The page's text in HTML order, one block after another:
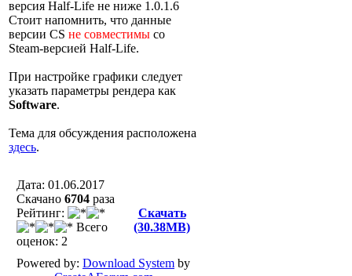
версия Half-Life не ниже 1.0.1.6
Стоит напомнить, что данные
версии CS не совместимы со
Steam-версией Half-Life.
При настройке графики следует
указать параметры рендера как
Software.
Тема для обсуждения расположена
здесь.
Дата: 01.06.2017
Скачано 6704 разa
Рейтинг:
Всего
оценок: 2
Скачать
(30.38MB)
Powered by: Download System by